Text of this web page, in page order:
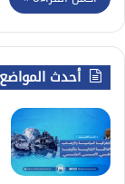
أحدث المواضع